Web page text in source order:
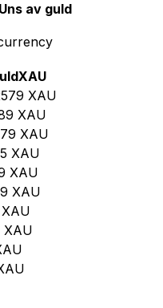
av guld
XAU
XAU
XAU
XAU
XAU
XAU
XAU
XAU
XAU